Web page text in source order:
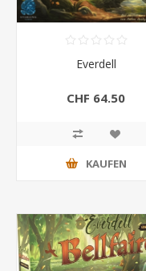
Everdell
CHF 64.50
KAUFEN